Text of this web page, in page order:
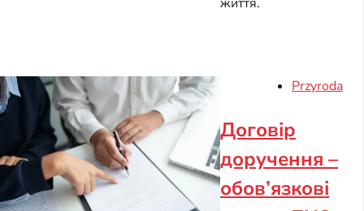
Przyroda
Договір
доручення –
обов’язкові